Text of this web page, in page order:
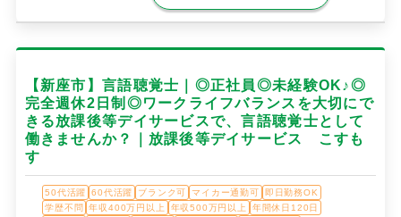
【新座市】言語聴覚士｜◎正社員◎未経験OK♪◎
完全週休2日制◎ワークライフバランスを大切にで
きる放課後等デイサービスで、言語聴覚士として
働きませんか？｜放課後等デイサービス こすも
す
50代活躍 60代活躍 ブランク可 マイカー通勤可
即日勤務OK
学歴不問
年収400万円以上 年収500万円以上
年間休日120日